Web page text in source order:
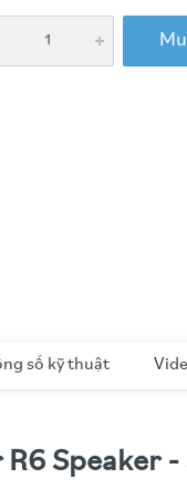
số kỹ thuật
Speaker